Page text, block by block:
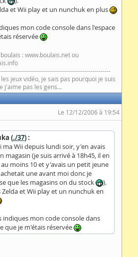
et Wii play et un nunchuk en plus
mon code console dans l'espace
réservée
: www.boulais.net ou
les jeux vidéo, je sais pas pourquoi je suis
j'aime pas les gens...
Le 12/12/2006 à 19:54
(./37) :
ma Wii depuis lundi soir, y'en avais
magasin (je suis arrivé à 18h45, il en
moins 10 et y'avais un petit jeune
une avant moi donc je
que les magasins on du stock
).
Zelda et Wii play et un nunchuk en
indiques mon code console dans
que je m'étais réservée